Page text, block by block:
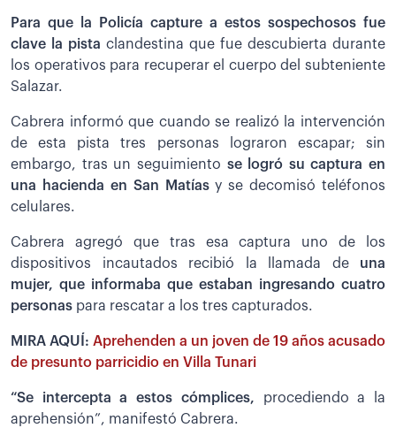
Para que la Policía capture a estos sospechosos fue
clave la pista clandestina que fue descubierta durante
los operativos para recuperar el cuerpo del subteniente
Salazar.
Cabrera informó que cuando se realizó la intervención
de esta pista tres personas lograron escapar; sin
embargo, tras un seguimiento se logró su captura en
una hacienda en San Matíasy se decomisó teléfonos
celulares.
Cabrera agregó que tras esa captura uno de los
dispositivos incautados recibió la llamada deuna
mujer, que informaba que estaban ingresando cuatro
personas para rescatar a los tres capturados.
MIRA AQUÍ: Aprehenden a un joven de 19 años acusado
de presunto parricidio en Villa Tunari
“Se intercepta a estos cómplices, procediendo a la
aprehensión”, manifestó Cabrera.